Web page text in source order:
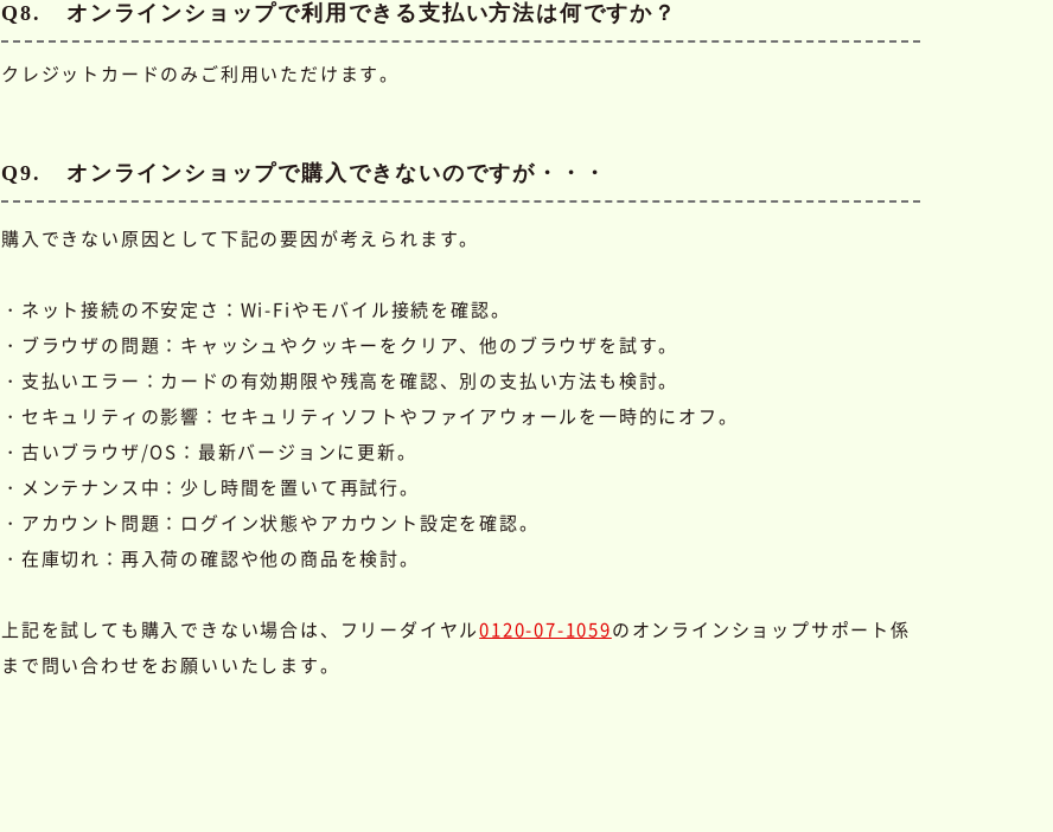
Q8. オンラインショップで利用できる支払い方法は何ですか？
クレジットカードのみご利用いただけます。
Q9. オンラインショップで購入できないのですが・・・
購入できない原因として下記の要因が考えられます。
・ネット接続の不安定さ：Wi-Fiやモバイル接続を確認。
・ブラウザの問題：キャッシュやクッキーをクリア、他のブラウザを試す。
・支払いエラー：カードの有効期限や残高を確認、別の支払い方法も検討。
・セキュリティの影響：セキュリティソフトやファイアウォールを一時的にオフ。
・古いブラウザ/OS：最新バージョンに更新。
・メンテナンス中：少し時間を置いて再試行。
・アカウント問題：ログイン状態やアカウント設定を確認。
・在庫切れ：再入荷の確認や他の商品を検討。
上記を試しても購入できない場合は、フリーダイヤル0120-07-1059のオンラインショップサポート係
まで問い合わせをお願いいたします。